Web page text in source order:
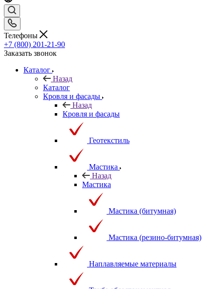
Телефоны
+7 (800) 201-21-90
Заказать звонок
Каталог
Назад
Каталог
Кровля и фасады
Назад
Кровля и фасады
Геотекстиль
Мастика
Назад
Мастика
Мастика (битумная)
Мастика (резино-битумная)
Наплавляемые материалы